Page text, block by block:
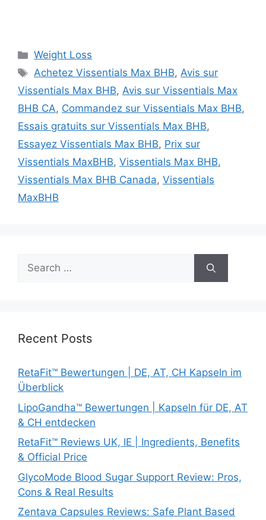
Categories
Weight Loss
Tags
Achetez Vissentials Max BHB,Avis sur
Vissentials Max BHB, Avis sur Vissentials Max
BHB CA, Commandez sur Vissentials Max BHB,
Essais gratuits sur Vissentials Max BHB,
Essayez Vissentials Max BHB, Prix sur
Vissentials MaxBHB, Vissentials Max BHB,
Vissentials Max BHB Canada, Vissentials
MaxBHB
Search
for:
Recent Posts
RetaFit™ Bewertungen | DE, AT, CH Kapseln im
Überblick
LipoGandha™ Bewertungen | Kapseln für DE, AT
& CH entdecken
RetaFit™ Reviews UK, IE | Ingredients, Benefits
& Official Price
GlycoMode Blood Sugar Support Review: Pros,
Cons & Real Results
Zentava Capsules Reviews: Safe Plant Based